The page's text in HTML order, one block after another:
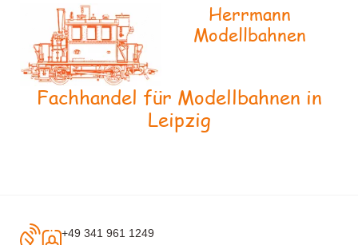
Herrmann
Modellbahnen
Fachhandel für Modellbahnen in
Leipzig
+49 341 961 1249